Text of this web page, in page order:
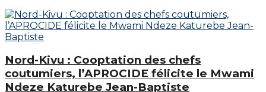
Nord-Kivu : Cooptation des chefs
coutumiers, l’APROCIDE félicite le Mwami
Ndeze Katurebe Jean-Baptiste